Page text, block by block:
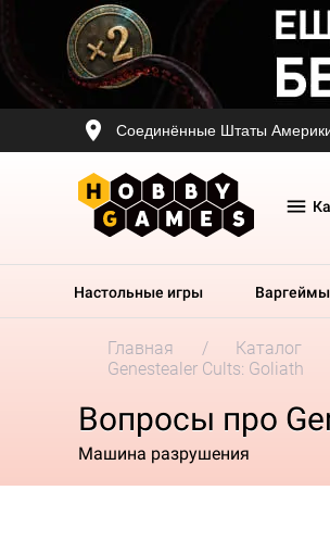
Соединённые Штаты
Настольные игры Варгеймы
Главная Каталог
Genestealer Cults: Goliath
Вопросы про
Машина разрушения